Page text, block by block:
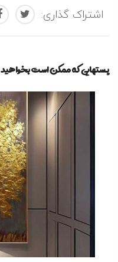
اشتراک گذاری:
پستهایی که ممکن است بخواهید